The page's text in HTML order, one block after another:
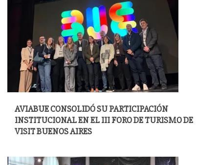
AVIABUE CONSOLIDÓ SU PARTICIPACIÓN
INSTITUCIONAL EN EL III FORO DE TURISMO DE
VISIT BUENOS AIRES